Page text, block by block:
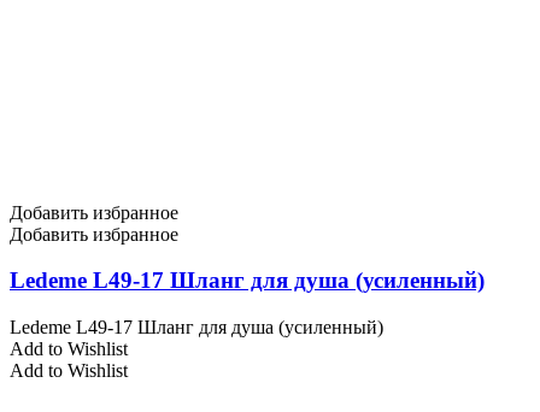
Добавить избранное
Добавить избранное
Ledeme L49-17 Шланг для душа (усиленный)
Ledeme L49-17 Шланг для душа (усиленный)
Add to Wishlist
Add to Wishlist